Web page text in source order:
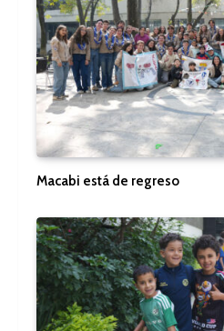
Macabi está de regreso